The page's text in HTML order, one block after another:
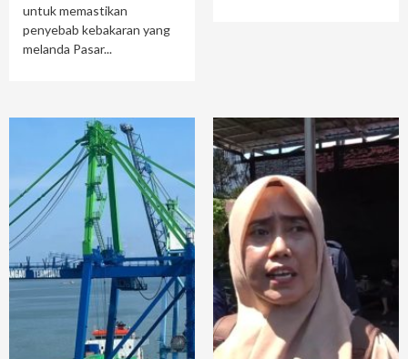
untuk memastikan
penyebab kebakaran yang
melanda Pasar...